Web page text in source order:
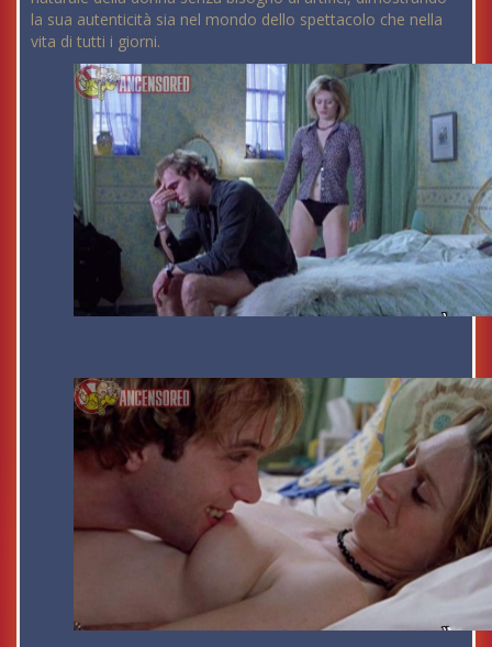
la sua autenticità sia nel mondo dello spettacolo che nella
vita di tutti i giorni.